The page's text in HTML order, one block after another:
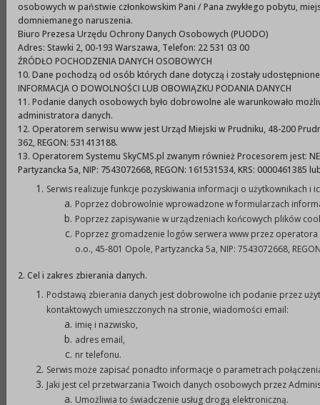
Burmistrz Prudnika
ogłasza nabór kandydatów na członków komisji
konkursowych w otwartych konkursach ofert
w 2022 roku w Gminie Prudnik
Informacje ogólne.
Burmistrz Prudnika na podstawie art. 15 ust. 2d
ustawy z dnia 24 kwietnia 2003 r. o działalności
2020 r. poz. 1057 z późn. zm.), ogłasza nabór
kandydatów na członków komisji konkursowych w
otwartych konkursach ofert w 2022 roku.
Przedstawione przez organizacje kandydatury
opiniowane będą przez Gminną Radę Działalności
Pożytku Publicznego w Prudniku. W wyniku
naboru zostanie utworzona lista kandydatów do
opiniowania ofert w otwartych konkursach ofert
na realizację zadań publicznych Gminy Prudnik w
2022 roku. Każdorazowo ogłaszając konkurs
Burmistrz Prudnika, uwzględniając rodzaj zadania,
osobowych w państwie członkowskim Pani / Pana zwykłego pobytu,
domniemanego naruszenia.
Biuro Prezesa Urzędu Ochrony Danych Osobowych (PUODO)
Adres: Stawki 2, 00-193 Warszawa, Telefon: 22 531 03 00
ŹRÓDŁO POCHODZENIA DANYCH OSOBOWYCH
10. Dane pochodzą od osób których dane dotyczą i zostały
INFORMACJA O DOWOLNOŚCI LUB OBOWIĄZKU PODANIA DANYCH
11. Podanie danych osobowych było dobrowolne ale warunkowało
administratora danych.
12. Operatorem serwisu www jest Urząd Miejski w Prudniku, 48-200
362, REGON: 531413188.
13. Operatorem Systemu SkyCMS.pl zwanym również Procesorem jest:
Partyzancka 5a, NIP: 7543072668, REGON: 161531534, KRS: 0000461385
Serwis realizuje funkcje pozyskiwania informacji o użytkownikach i
Poprzez dobrowolnie wprowadzone w formularzach
Poprzez zapisywanie w urządzeniach końcowych plików
Poprzez gromadzenie logów serwera www przez operatora
o.o., 45-801 Opole, Partyzancka 5a, NIP: 7543072668,
2. Cel i zakres zbierania danych.
Podstawą zbierania danych jest dobrowolne ich podanie przez
kontaktowych umieszczonych na stronie, wiadomości email:
imię i nazwisko,
adres email,
nr telefonu.
Serwis może zapisać ponadto informacje o parametrach
Jaki jest cel przetwarzania Twoich danych osobowych przez
Umożliwia to świadczenie usług drogą elektroniczną.